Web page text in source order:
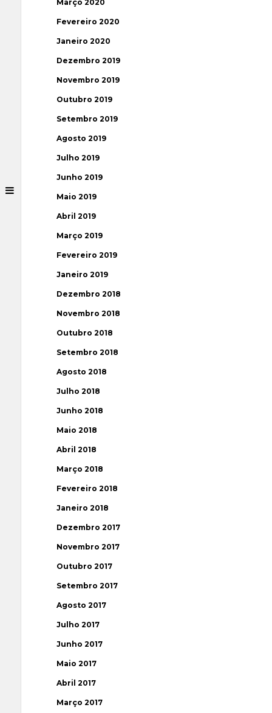
Março 2020
Fevereiro 2020
Janeiro 2020
Dezembro 2019
Novembro 2019
Outubro 2019
Setembro 2019
Agosto 2019
Julho 2019
Junho 2019
Maio 2019
Abril 2019
Março 2019
Fevereiro 2019
Janeiro 2019
Dezembro 2018
Novembro 2018
Outubro 2018
Setembro 2018
Agosto 2018
Julho 2018
Junho 2018
Maio 2018
Abril 2018
Março 2018
Fevereiro 2018
Janeiro 2018
Dezembro 2017
Novembro 2017
Outubro 2017
Setembro 2017
Agosto 2017
Julho 2017
Junho 2017
Maio 2017
Abril 2017
Março 2017